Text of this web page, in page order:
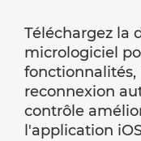
Téléchargez la
micrologiciel
reconnexion
contrôle
l'application